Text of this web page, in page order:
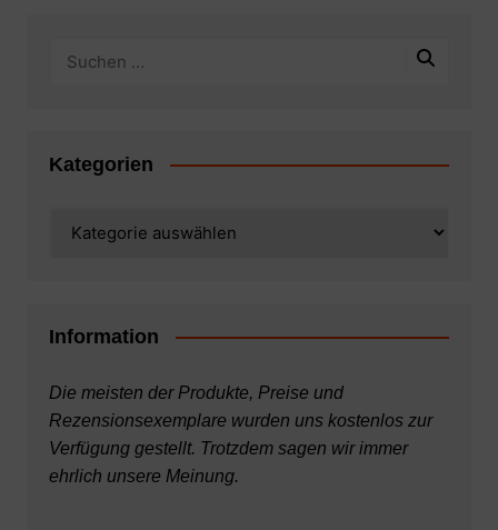
Kategorien
Information
Die meisten der Produkte, Preise und
Rezensionsexemplare wurden uns kostenlos zur
Verfügung gestellt. Trotzdem sagen wir immer
ehrlich unsere Meinung.